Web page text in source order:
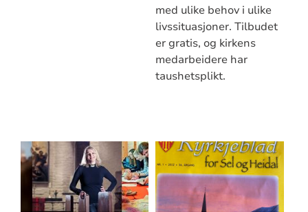
med ulike behov i ulike
livssituasjoner. Tilbudet
er gratis, og kirkens
medarbeidere har
taushetsplikt.